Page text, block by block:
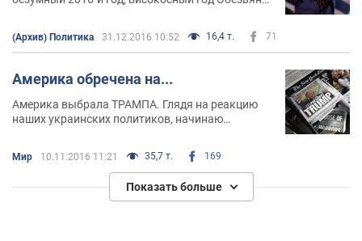
(Архив) Политика 31.12.2016 10:52 16,4 т. 71
Америка обречена на...
Америка выбрала ТРАМПА. Глядя на реакцию
наших украинских политиков, начинаю
или, если проще выразиться, теперь я точно
знаю кто такие "хамелеоны"
Мир 10.11.2016 11:21 35,7 т. 169
Показать больше